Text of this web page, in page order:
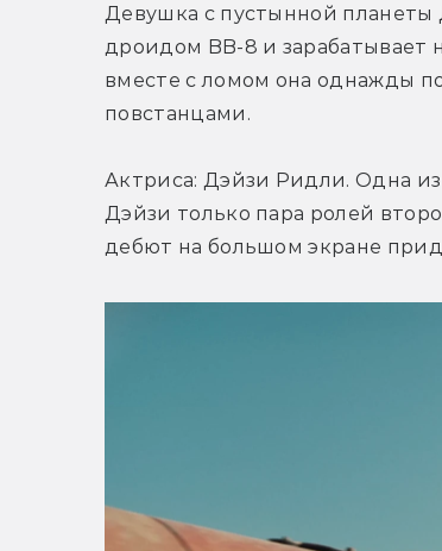
Девушка с пустынной планеты
дроидом BB-8 и зарабатывает
вместе с ломом она однажды
повстанцами.
Актриса: Дэйзи Ридли. Одна
Дэйзи только пара ролей
дебют на большом экране